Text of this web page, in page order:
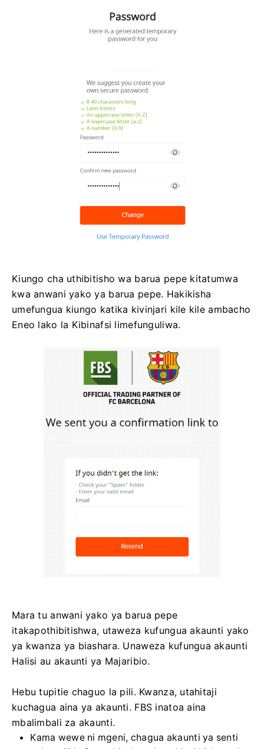
Kiungo cha uthibitisho wa barua pepe kitatumwa
kwa anwani yako ya barua pepe. Hakikisha
umefungua kiungo katika kivinjari kile kile ambacho
Eneo lako la Kibinafsi limefunguliwa.
Mara tu anwani yako ya barua pepe
itakapothibitishwa, utaweza kufungua akaunti yako
ya kwanza ya biashara. Unaweza kufungua akaunti
Halisi au akaunti ya Majaribio.
Hebu tupitie chaguo la pili. Kwanza, utahitaji
kuchagua aina ya akaunti. FBS inatoa aina
mbalimbali za akaunti.
Kama wewe ni mgeni, chagua akaunti ya senti